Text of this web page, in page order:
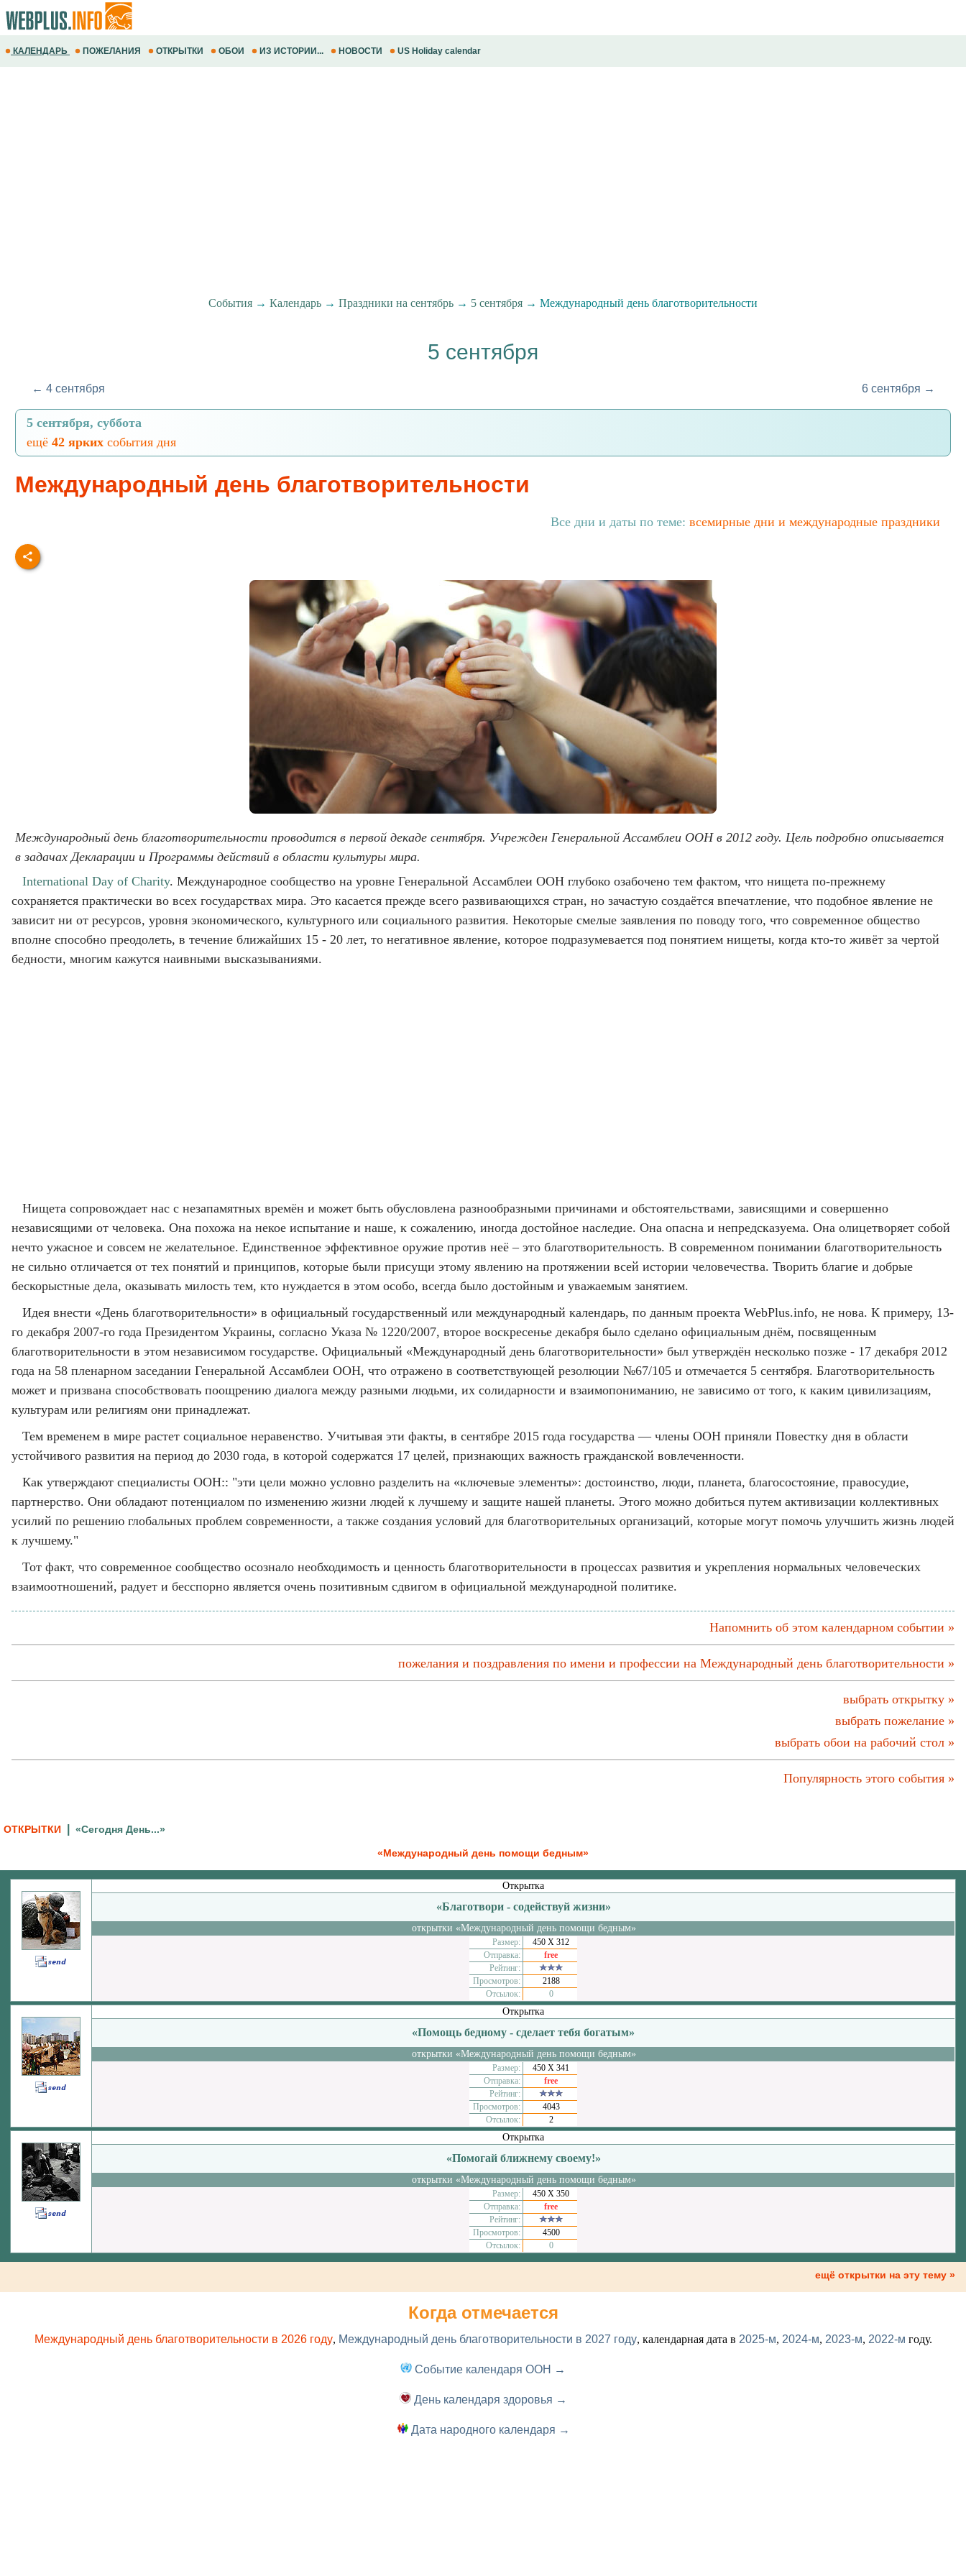
КАЛЕНДАРЬ ПОЖЕЛАНИЯ ОТКРЫТКИ ОБОИ ИЗ ИСТОРИИ... НОВОСТИ US Holiday calendar
События → Календарь → Праздники на сентябрь → 5 сентября → Международный день благотворительности
5 сентября
← 4 сентября 6 сентября →
5 сентября, суббота
ещё 42 ярких события дня
Международный день благотворительности
Все дни и даты по теме: всемирные дни и международные праздники
Международный день благотворительности проводится в первой декаде сентября. Учрежден Генеральной Ассамблеи ООН в 2012 году. Цель подробно описывается
в задачах Декларации и Программы действий в области культуры мира.
International Day of Charity. Международное сообщество на уровне Генеральной Ассамблеи ООН глубоко озабочено тем фактом, что нищета по-прежнему
сохраняется практически во всех государствах мира. Это касается прежде всего развивающихся стран, но зачастую создаётся впечатление, что подобное явление не
зависит ни от ресурсов, уровня экономического, культурного или социального развития. Некоторые смелые заявления по поводу того, что современное общество
вполне способно преодолеть, в течение ближайших 15 - 20 лет, то негативное явление, которое подразумевается под понятием нищеты, когда кто-то живёт за чертой
бедности, многим кажутся наивными высказываниями.
Нищета сопровождает нас с незапамятных времён и может быть обусловлена разнообразными причинами и обстоятельствами, зависящими и совершенно
независящими от человека. Она похожа на некое испытание и наше, к сожалению, иногда достойное наследие. Она опасна и непредсказуема. Она олицетворяет собой
нечто ужасное и совсем не желательное. Единственное эффективное оружие против неё – это благотворительность. В современном понимании благотворительность
не сильно отличается от тех понятий и принципов, которые были присущи этому явлению на протяжении всей истории человечества. Творить благие и добрые
бескорыстные дела, оказывать милость тем, кто нуждается в этом особо, всегда было достойным и уважаемым занятием.
Идея внести «День благотворительности» в официальный государственный или международный календарь, по данным проекта WebPlus.info, не нова. К примеру, 13-
го декабря 2007-го года Президентом Украины, согласно Указа № 1220/2007, второе воскресенье декабря было сделано официальным днём, посвященным
благотворительности в этом независимом государстве. Официальный «Международный день благотворительности» был утверждён несколько позже - 17 декабря 2012
года на 58 пленарном заседании Генеральной Ассамблеи ООН, что отражено в соответствующей резолюции №67/105 и отмечается 5 сентября. Благотворительность
может и призвана способствовать поощрению диалога между разными людьми, их солидарности и взаимопониманию, не зависимо от того, к каким цивилизациям,
культурам или религиям они принадлежат.
Тем временем в мире растет социальное неравенство. Учитывая эти факты, в сентябре 2015 года государства — члены ООН приняли Повестку дня в области
устойчивого развития на период до 2030 года, в которой содержатся 17 целей, признающих важность гражданской вовлеченности.
Как утверждают специалисты ООН:: "эти цели можно условно разделить на «ключевые элементы»: достоинство, люди, планета, благосостояние, правосудие,
партнерство. Они обладают потенциалом по изменению жизни людей к лучшему и защите нашей планеты. Этого можно добиться путем активизации коллективных
усилий по решению глобальных проблем современности, а также создания условий для благотворительных организаций, которые могут помочь улучшить жизнь людей
к лучшему."
Тот факт, что современное сообщество осознало необходимость и ценность благотворительности в процессах развития и укрепления нормальных человеческих
взаимоотношений, радует и бесспорно является очень позитивным сдвигом в официальной международной политике.
Напомнить об этом календарном событии »
пожелания и поздравления по имени и профессии на Международный день благотворительности »
выбрать открытку »
выбрать пожелание »
выбрать обои на рабочий стол »
Популярность этого события »
ОТКРЫТКИ «Сегодня День...»
«Международный день помощи бедным»
Открытка
«Благотвори - содействуй жизни»
открытки «Международный день помощи бедным»
Размер:
450 Х 312
Отправка:
free
Рейтинг:
Просмотров:
2188
Отсылок:
0
Открытка
«Помощь бедному - сделает тебя богатым»
открытки «Международный день помощи бедным»
Размер:
450 Х 341
Отправка:
free
Рейтинг:
Просмотров:
4043
Отсылок:
2
Открытка
«Помогай ближнему своему!»
открытки «Международный день помощи бедным»
Размер:
450 Х 350
Отправка:
free
Рейтинг:
Просмотров:
4500
Отсылок:
0
ещё открытки на эту тему »
Когда отмечается
Международный день благотворительности в 2026 году, Международный день благотворительности в 2027 году, календарная дата в 2025-м, 2024-м, 2023-м, 2022-м году.
Событие календаря ООН →
День календаря здоровья →
Дата народного календаря →